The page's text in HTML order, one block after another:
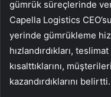
gümrük süreçlerinde
Capella Logistics
yerinde gümrükleme
hızlandırdıkları,
kısalttıklarını,
kazandırdıklarını belirtti.